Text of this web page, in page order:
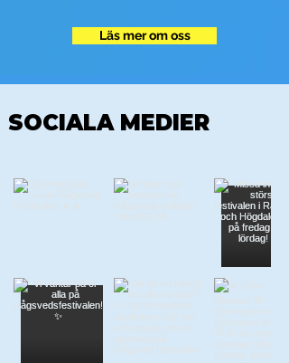
Läs mer om oss
SOCIALA MEDIER